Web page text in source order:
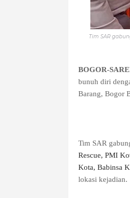
Tim SAR
BOGOR-
bunuh diri
Barang, Bogor
Tim SAR
Rescue, PMI
Kota, Babinsa
lokasi kejadian.